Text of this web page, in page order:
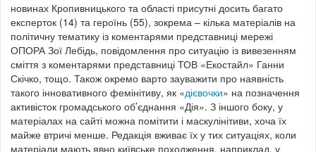
новинах Кропивницького та області присутні досить багато
експерток (14) та героїнь (55), зокрема – кілька матеріалів на
політичну тематику із коментарями представниці мережі
ОПОРА Зої Лебідь, повідомлення про ситуацію із вивезенням
сміття з коментарями представниці ТОВ «Екостайл» Ганни
Скічко, тощо. Також окремо варто зауважити про наявність
такого інновативного фемінітиву, як «дієвочки» на позначення
активісток громадського об’єднання «Дія». З іншого боку, у
матеріалах на сайті можна помітити і маскулінітиви, хоча їх
майже втричі менше. Редакція вживає їх у тих ситуаціях, коли
матеріали мають явно київське походження, наприклад, у